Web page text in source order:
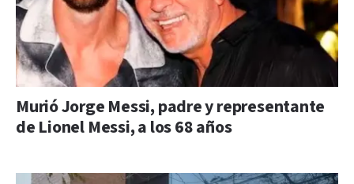
Murió Jorge Messi, padre y representante
de Lionel Messi, a los 68 años